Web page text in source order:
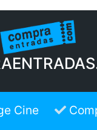
Cine